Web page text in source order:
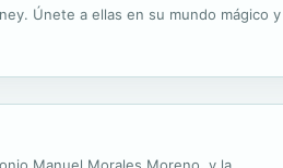
Únete a ellas en su mundo mágico y